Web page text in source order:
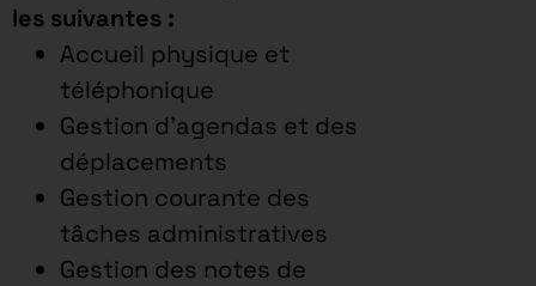
les suivantes :
Accueil physique et
téléphonique
Gestion d’agendas et des
déplacements
Gestion courante des
tâches administratives
Gestion des notes de